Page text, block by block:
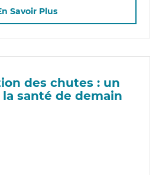
Savoir Plus
des chutes : un
santé de demain